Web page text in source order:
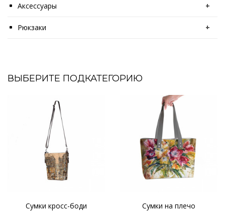
Аксессуары +
Рюкзаки +
ВЫБЕРИТЕ ПОДКАТЕГОРИЮ
Сумки кросс-боди Сумки на плечо